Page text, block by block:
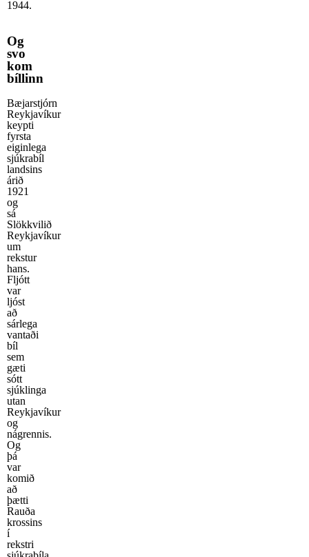
1944.
Og
svo
kom
bíllinn
Bæjarstjórn
Reykjavíkur
keypti
fyrsta
eiginlega
sjúkrabíl
landsins
árið
1921
og
sá
Slökkvilið
Reykjavíkur
um
rekstur
hans.
Fljótt
var
ljóst
að
sárlega
vantaði
bíl
sem
gæti
sótt
sjúklinga
utan
Reykjavíkur
og
nágrennis.
Og
þá
var
komið
að
þætti
Rauða
krossins
í
rekstri